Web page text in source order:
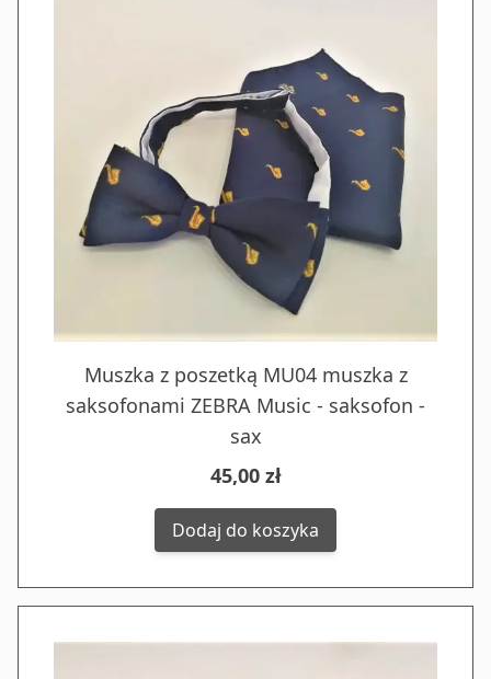
Muszka z poszetką MU04 muszka z
saksofonami ZEBRA Music - saksofon -
sax
45,00 zł
Dodaj do koszyka